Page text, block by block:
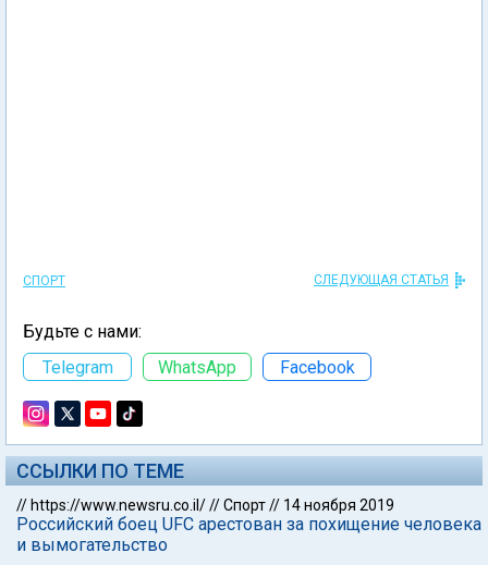
СПОРТ СЛЕДУЮЩАЯ СТАТЬЯ
Будьте с нами:
Telegram
WhatsApp Facebook
ССЫЛКИ ПО ТЕМЕ
// https://www.newsru.co.il///Спорт// 14 ноября 2019
Российский боец UFC арестован за похищение человека
и вымогательство